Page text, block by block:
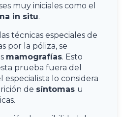
muy iniciales como el
in situ.
técnicas especiales de
por la póliza, se
mamografías. Esto
prueba fuera del
especialista lo considera
de síntomas u